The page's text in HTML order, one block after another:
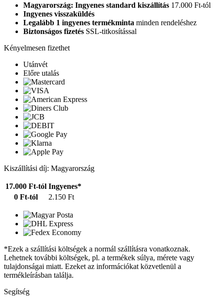
Magyarország: Ingyenes standard kiszállítás 17.000 Ft-tól
Ingyenes visszaküldés
Legalább 1 ingyenes termékminta minden rendeléshez
Biztonságos fizetés SSL-titkosítással
Kényelmesen fizethet
Utánvét
Előre utalás
Kiszállítási díj: Magyarország
17.000 Ft-tól Ingyenes*
0 Ft-tól
2.150 Ft
*Ezek a szállítási költségek a normál szállításra vonatkoznak.
Lehetnek további költségek, pl. a termékek súlya, mérete vagy
tulajdonságai miatt. Ezeket az információkat közvetlenül a
termékleírásban találja.
Segítség